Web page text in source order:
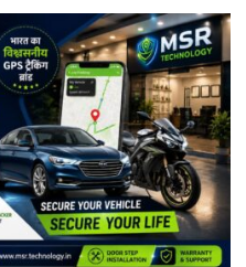
इतिहास
का
अनमोल
खजाना,
375
वर्ष
पुरानी
तालपत्र
पांडुलिपि
सहित
38